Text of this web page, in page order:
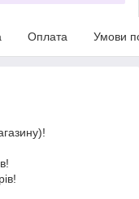
Оплата Умови